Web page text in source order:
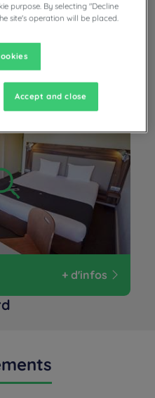
Saint-Denis dispose de 53
Check-out :
+ d'infos
purpose. By selecting "Decline
site's operation will be placed.
Accept and close